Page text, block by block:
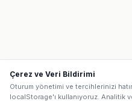
Çerez ve Veri Bildirimi
Oturum yönetimi ve tercihlerinizi
localStorage'ı kullanıyoruz. Analitik